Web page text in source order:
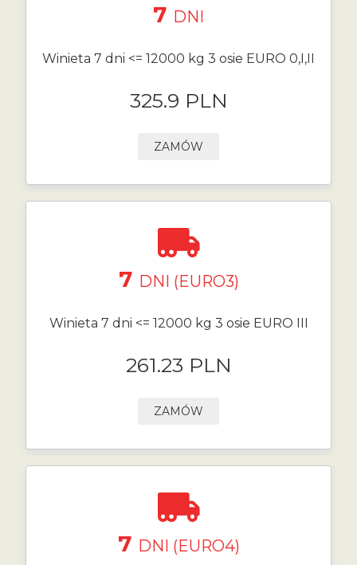
7 DNI
Winieta 7 dni <= 12000 kg 3 osie EURO 0,I,II
325.9 PLN
ZAMÓW
7 DNI (EURO3)
Winieta 7 dni <= 12000 kg 3 osie EURO III
261.23 PLN
ZAMÓW
7 DNI (EURO4)